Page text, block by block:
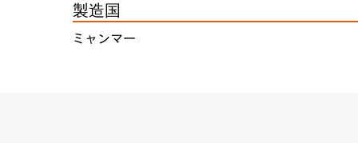
製造国
ミャンマー